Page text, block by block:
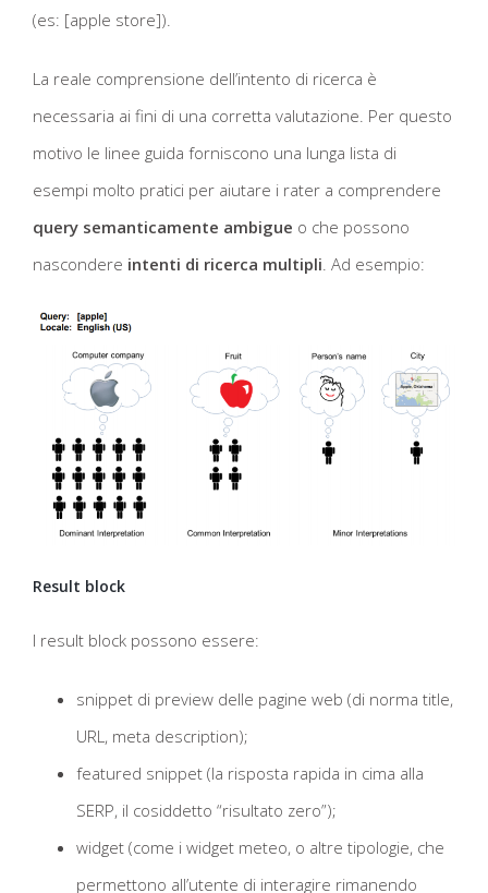
(es: [apple store]).
La reale comprensione dell’intento di ricerca è
necessaria ai fini di una corretta valutazione. Per questo
motivo le linee guida forniscono una lunga lista di
esempi molto pratici per aiutare i rater a comprendere
query semanticamente ambigue o che possono
nascondere intenti di ricerca multipli . Ad esempio:
Result block
I result block possono essere:
snippet di preview delle pagine web (di norma title,
URL, meta description);
featured snippet (la risposta rapida in cima alla
SERP, il cosiddetto “risultato zero”);
widget (come i widget meteo, o altre tipologie, che
permettono all’utente di interagire rimanendo